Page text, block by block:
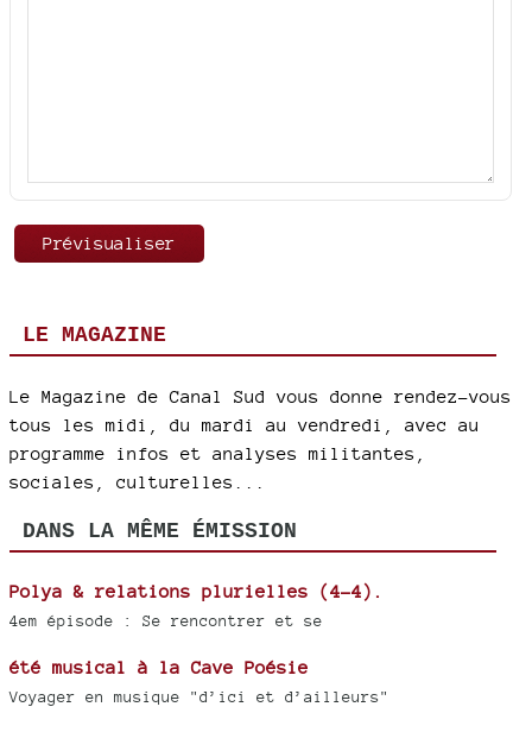
LE MAGAZINE
Le Magazine de Canal Sud vous donne rendez-vous
tous les midi, du mardi au vendredi, avec au
programme infos et analyses militantes,
sociales, culturelles...
DANS LA MÊME ÉMISSION
Polya & relations plurielles (4-4).
4em épisode : Se rencontrer et se
été musical à la Cave Poésie
Voyager en musique "d’ici et d’ailleurs"